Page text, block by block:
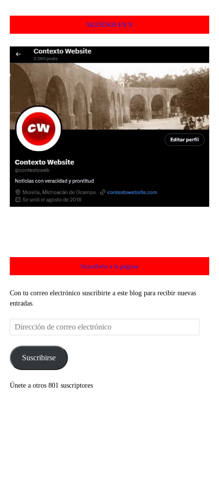
SIGUÉNOS EN X
Suscríbete a la página
Con tu correo electrónico suscribirte a este blog para recibir nuevas
entradas.
Dirección
de
electrónicoSuscribirse
Únete a otros 801 suscriptores